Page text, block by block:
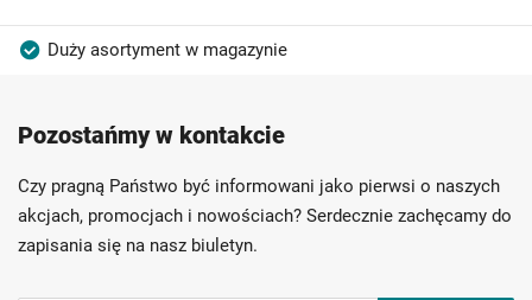
Duży asortyment w magazynie
Szybka dostawa
Indywidualni doradcy
Ponad 40 lat doświadczenia
Możliwość własnego etykietowania
Pozostańmy w kontakcie
Czy pragną Państwo być informowani jako pierwsi o naszych
akcjach, promocjach i nowościach? Serdecznie zachęcamy do
zapisania się na nasz biuletyn.